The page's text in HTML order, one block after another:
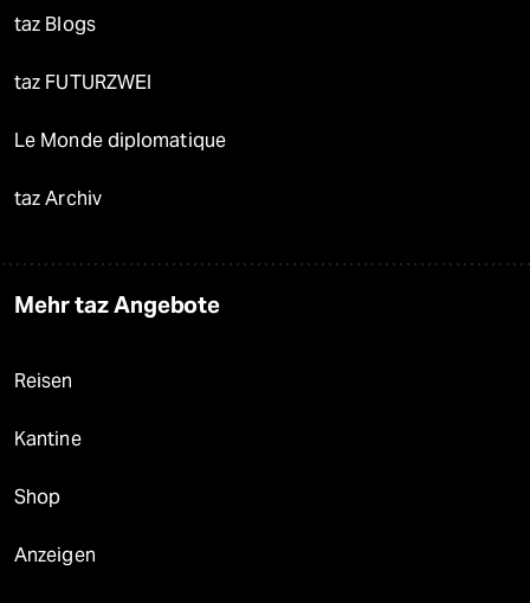
taz Blogs
taz FUTURZWEI
Le Monde diplomatique
taz Archiv
Mehr taz Angebote
Reisen
Kantine
Shop
Anzeigen